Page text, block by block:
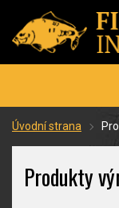
Úvodní strana
Produkty